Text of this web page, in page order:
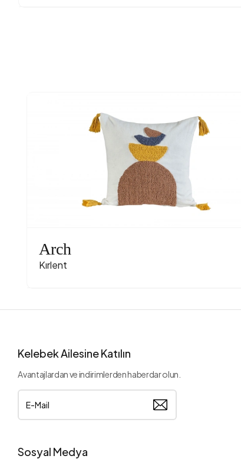
Arch
Kırlent
Kelebek Ailesine Katılın
Avantajlardan ve indirimlerden haberdar olun.
Sosyal Medya